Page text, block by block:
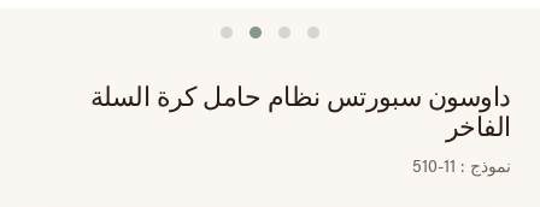
داوسون سبورتس نظام حامل كرة السلة
الفاخر
نموذج : 11-510